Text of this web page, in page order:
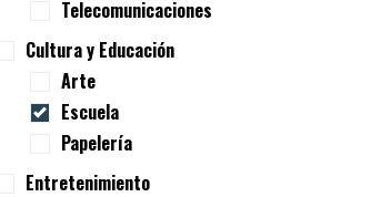
Telecomunicaciones
Cultura y Educación
Arte
Escuela
Papelería
Entretenimiento